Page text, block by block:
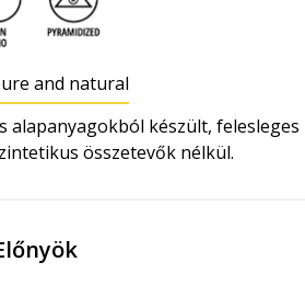
and natural
alapanyagokból készült, felesleges
összetevők nélkül.